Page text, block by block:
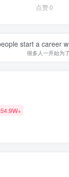
点赞0
start a career
很多人一开始为
54.9W+